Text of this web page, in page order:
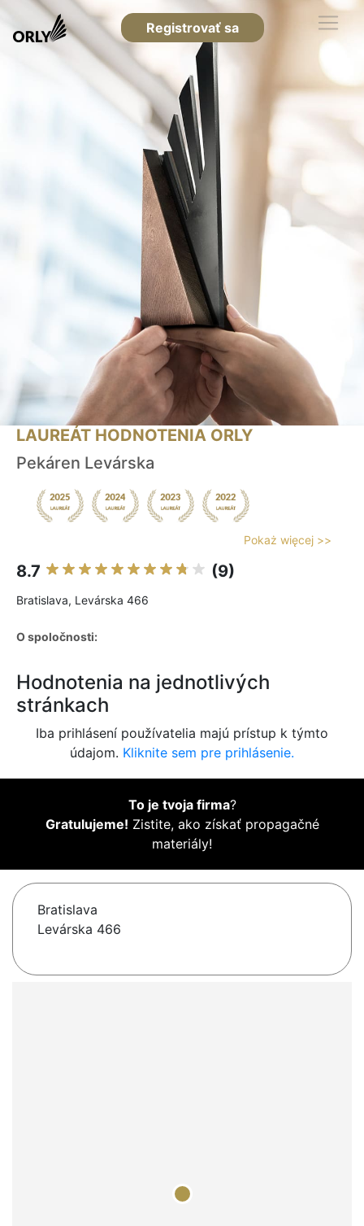
Registrovať sa
LAUREÁT HODNOTENIA ORLY
Pekáren Levárska
Pokaż więcej >>
8.7 (9)
Bratislava, Levárska 466
O spoločnosti:
Hodnotenia na jednotlivých
stránkach
Iba prihlásení používatelia majú prístup k týmto
údajom. Kliknite sem pre prihlásenie.
To je tvoja firma?
Gratulujeme! Zistite, ako získať propagačné
materiály!
Bratislava
Levárska 466